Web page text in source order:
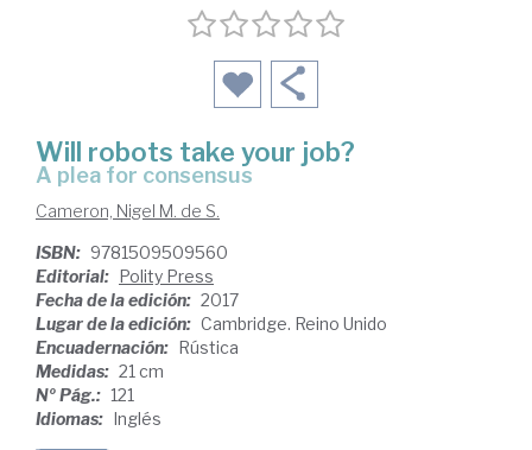
Will robots take your job?
a plea for consensus
Cameron, Nigel M. de S.
ISBN: 9781509509560
Editorial: Polity Press
Fecha de la edición: 2017
Lugar de la edición: Cambridge. Reino Unido
Encuadernación: Rústica
Medidas: 21 cm
Nº Pág.: 121
Idiomas: Inglés